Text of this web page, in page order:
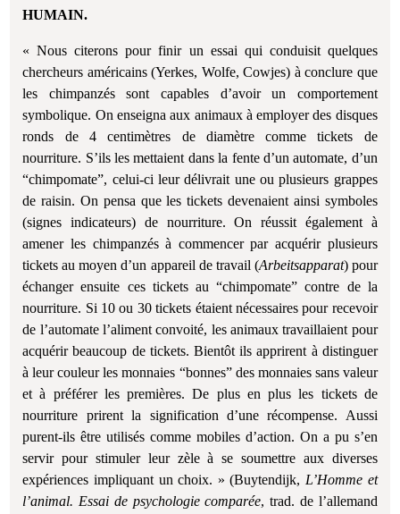
HUMAIN.
« Nous citerons pour finir un essai qui conduisit quelques
chercheurs américains (Yerkes, Wolfe, Cowjes) à conclure que
les chimpanzés sont capables d’avoir un comportement
symbolique. On enseigna aux animaux à employer des disques
ronds de 4 centimètres de diamètre comme tickets de
nourriture. S’ils les mettaient dans la fente d’un automate, d’un
“chimpomate”, celui-ci leur délivrait une ou plusieurs grappes
de raisin. On pensa que les tickets devenaient ainsi symboles
(signes indicateurs) de nourriture. On réussit également à
amener les chimpanzés à commencer par acquérir plusieurs
tickets au moyen d’un appareil de travail (Arbeitsapparat) pour
échanger ensuite ces tickets au “chimpomate” contre de la
nourriture. Si 10 ou 30 tickets étaient nécessaires pour recevoir
de l’automate l’aliment convoité, les animaux travaillaient pour
acquérir beaucoup de tickets. Bientôt ils apprirent à distinguer
à leur couleur les monnaies “bonnes” des monnaies sans valeur
et à préférer les premières. De plus en plus les tickets de
nourriture prirent la signification d’une récompense. Aussi
purent-ils être utilisés comme mobiles d’action. On a pu s’en
servir pour stimuler leur zèle à se soumettre aux diverses
expériences impliquant un choix. » (Buytendijk, L’Homme et
l’animal. Essai de psychologie comparée, trad. de l’allemand